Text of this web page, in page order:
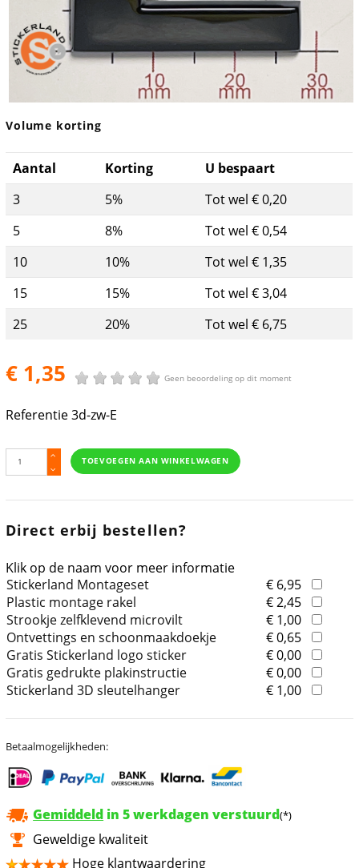
Volume korting
Aantal Korting
U bespaart
3
5%
Tot wel € 0,20
5
8%
Tot wel € 0,54
10
10%
Tot wel € 1,35
15
15%
Tot wel € 3,04
25
20% Tot wel € 6,75
€ 1,35 Geen beoordeling op dit moment
Referentie3d-zw-E
TOEVOEGEN AAN WINKELWAGEN
Direct erbij bestellen?
Klik op de naam voor meer informatie
Stickerland Montageset
€ 6,95
Plastic montage rakel
€ 2,45
Strookje zelfklevend microvilt
€ 1,00
Ontvettings en schoonmaakdoekje
€ 0,65
Gratis Stickerland logo sticker
€ 0,00
Gratis gedrukte plakinstructie
€ 0,00
Stickerland 3D sleutelhanger
€ 1,00
Betaalmogelijkheden:
Gemiddeld in 5 werkdagen verstuurd(*)
Geweldige kwaliteit
Hoge klantwaardering